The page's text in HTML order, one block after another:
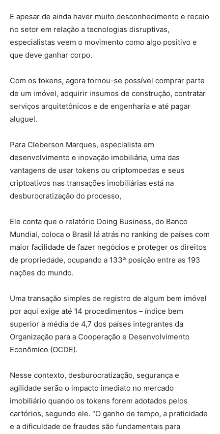
E apesar de ainda haver muito desconhecimento e receio
no setor em relação a tecnologias disruptivas,
especialistas veem o movimento como algo positivo e
que deve ganhar corpo.
Com os tokens, agora tornou-se possível comprar parte
de um imóvel, adquirir insumos de construção, contratar
serviços arquitetônicos e de engenharia e até pagar
aluguel.
Para Cleberson Marques, especialista em
desenvolvimento e inovação imobiliária, uma das
vantagens de usar tokens ou criptomoedas e seus
criptoativos nas transações imobiliárias está na
desburocratização do processo,
Ele conta que o relatório Doing Business, do Banco
Mundial, coloca o Brasil lá atrás no ranking de países com
maior facilidade de fazer negócios e proteger os direitos
de propriedade, ocupando a 133ª posição entre as 193
nações do mundo.
Uma transação simples de registro de algum bem imóvel
por aqui exige até 14 procedimentos – índice bem
superior à média de 4,7 dos países integrantes da
Organização para a Cooperação e Desenvolvimento
Econômico (OCDE).
Nesse contexto, desburocratização, segurança e
agilidade serão o impacto imediato no mercado
imobiliário quando os tokens forem adotados pelos
cartórios, segundo ele. “O ganho de tempo, a praticidade
e a dificuldade de fraudes são fundamentais para